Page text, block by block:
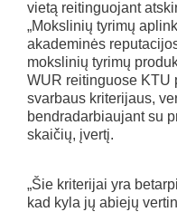
vietą reitinguojant
„Mokslinių tyrimų
akademinės
mokslinių tyrimų
WUR reitinguose KTU
svarbaus kriterijaus,
bendradarbiaujant su
skaičių, įvertį.
„Šie kriterijai yra
kad kyla jų abiejų